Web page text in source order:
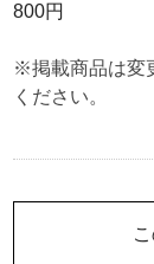
800円
※掲載商品は変
ください。